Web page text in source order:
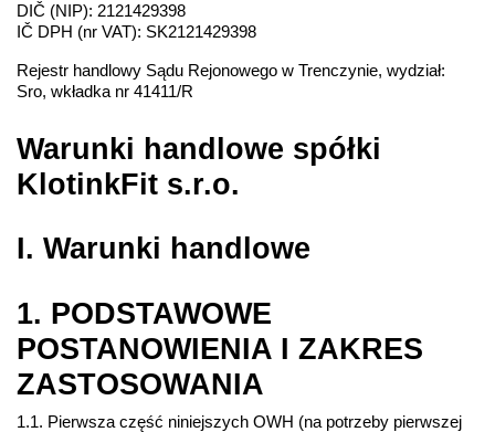
DIČ (NIP): 2121429398
IČ DPH (nr VAT): SK2121429398
Rejestr handlowy Sądu Rejonowego w Trenczynie, wydział:
Sro, wkładka nr 41411/R
Warunki handlowe spółki
KlotinkFit s.r.o.
I. Warunki handlowe
1. PODSTAWOWE
POSTANOWIENIA I ZAKRES
ZASTOSOWANIA
1.1. Pierwsza część niniejszych OWH (na potrzeby pierwszej